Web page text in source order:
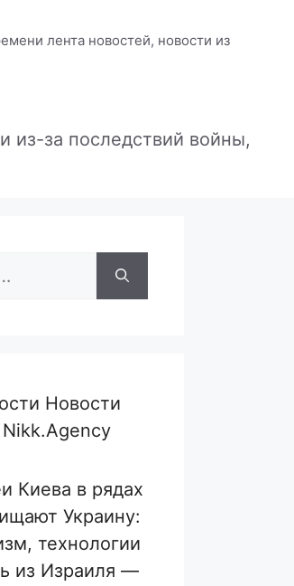
лента новостей, новости из
из-за последствий войны,
Новости
Киева в рядах
Украину:
технологии
из Израиля —